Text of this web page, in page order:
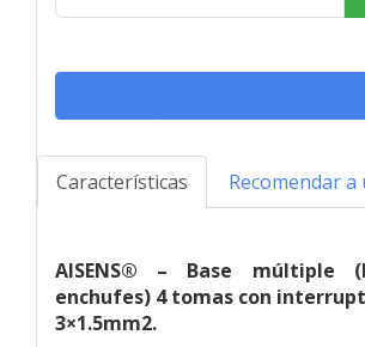
Características Recomendar
AISENS® – Base múltiple
enchufes) 4 tomas con
3×1.5mm2.